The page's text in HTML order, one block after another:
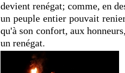
devient renégat; comme, en
un peuple entier pouvait
qu'à son confort, aux
un renégat.